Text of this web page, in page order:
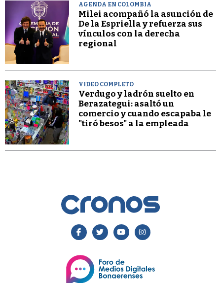
AGENDA EN COLOMBIA
Milei acompañó la asunción de
De la Espriella y refuerza sus
vínculos con la derecha
regional
VIDEO COMPLETO
Verdugo y ladrón suelto en
Berazategui: asaltó un
comercio y cuando escapaba le
"tiró besos" a la empleada